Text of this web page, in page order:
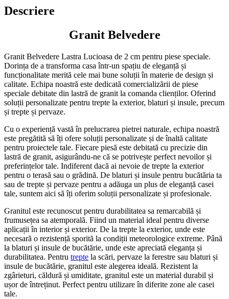
Descriere
Granit Belvedere
Granit Belvedere Lastra Lucioasa de 2 cm pentru piese speciale.
Dorința de a transforma casa într-un spațiu de eleganță și
funcționalitate merită cele mai bune soluții în materie de design și
calitate. Echipa noastră este dedicată comercializării de piese
speciale debitate din lastră de granit la comanda clienților. Oferind
soluții personalizate pentru trepte la exterior, blaturi și insule, precum
și trepte și pervaze.
Cu o experiență vastă în prelucrarea pietrei naturale, echipa noastră
este pregătită să îți ofere soluții personalizate și de înaltă calitate
pentru proiectele tale. Fiecare piesă este debitată cu precizie din
lastră de granit, asigurându-ne că se potrivește perfect nevoilor și
preferințelor tale. Indiferent dacă ai nevoie de trepte la exterior
pentru o terasă sau o grădină. De blaturi și insule pentru bucătăria ta
sau de trepte și pervaze pentru a adăuga un plus de eleganță casei
tale, suntem aici să îți oferim soluții personalizate și profesionale.
Granitul este recunoscut pentru durabilitatea sa remarcabilă și
frumusețea sa atemporală. Fiind un material ideal pentru diverse
aplicații în interior și exterior. De la trepte la exterior, unde este
necesară o rezistență sporită la condiții meteorologice extreme. Până
la blaturi și insule de bucătărie, unde este apreciată eleganța și
durabilitatea. Pentru trepte la scări, pervaze la ferestre sau blaturi și
insule de bucătărie, granitul este alegerea ideală. Rezistent la
zgârieturi, căldură și umiditate, granitul este un material durabil și
ușor de întreținut. Perfect pentru utilizare în diferite zone ale casei
tale.